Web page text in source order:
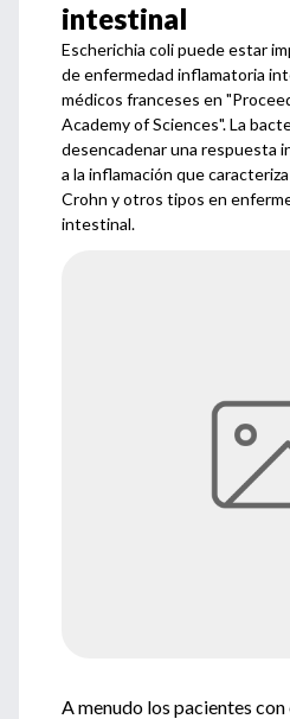
intestinal
Escherichia coli puede estar
de enfermedad inflamatoria
médicos franceses en
Academy of Sciences". La
desencadenar una respuesta
a la inflamación que
Crohn y otros tipos en
intestinal.
A menudo los pacientes